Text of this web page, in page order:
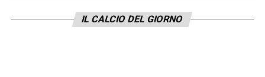
IL CALCIO DEL GIORNO